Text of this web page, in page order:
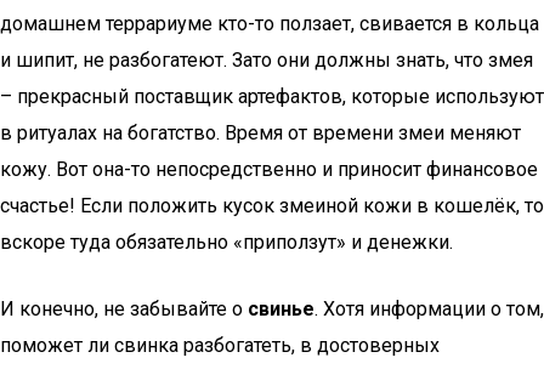
домашнем террариуме кто-то ползает, свивается в кольца
и шипит, не разбогатеют. Зато они должны знать, что змея
– прекрасный поставщик артефактов, которые используют
в ритуалах на богатство. Время от времени змеи меняют
кожу. Вот она-то непосредственно и приносит финансовое
счастье! Если положить кусок змеиной кожи в кошелёк, то
вскоре туда обязательно «приползут» и денежки.
И конечно, не забывайте о свинье. Хотя информации о том,
поможет ли свинка разбогатеть, в достоверных